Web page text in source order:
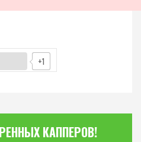
+1
КАППЕРОВ!